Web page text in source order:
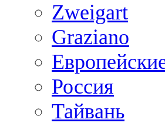
Zweigart
Graziano
Россия
Тайвань